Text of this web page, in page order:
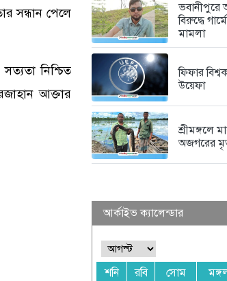
সন্ধান পেলে
নিশ্চিত
আক্তার
ভবানীপুরে
বিরুদ্ধে
মামলা
ফিফার
উয়েফা
শ্রীমঙ্গলে
অজগরের
আর্কাইভ ক্যালেন্ডার
শনি রবি সোম